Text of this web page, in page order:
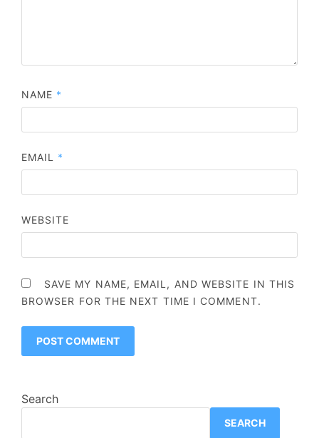
NAME *
EMAIL *
WEBSITE
SAVE MY NAME, EMAIL, AND WEBSITE IN THIS
BROWSER FOR THE NEXT TIME I COMMENT.
Search
SEARCH